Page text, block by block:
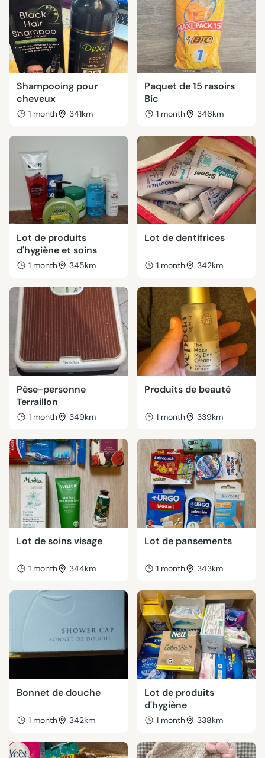
Shampooing pour
cheveux
1 month 341km
Paquet de 15 rasoirs
Bic
1 month 346km
Lot de produits
d'hygiène et soins
1 month 345km
Lot de dentifrices
1 month 342km
Pèse-personne
Terraillon
1 month 349km
Produits de beauté
1 month 339km
Lot de soins visage
1 month 344km
Lot de pansements
1 month 343km
Bonnet de douche
1 month 342km
Lot de produits
d'hygiène
1 month 338km